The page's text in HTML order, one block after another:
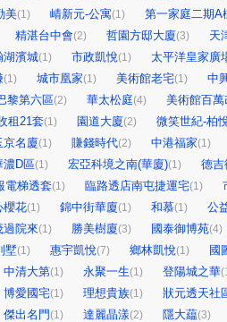
美(1) 崝新元-公寓(1)
第一家庭二期A
精湛台中會(2) 哲園方邸大廈(3)
天
湖濱城(1) 市政凱悅(1)
太平洋皇家廣
(1) 城市凰家(1) 美術館老宅(1)
中
黎第六區(2) 華太松庭(4)
美術館百
租21套(1) 園道大廈(2)
微笑世紀-柏
京名廈(1) 賺錢時代(2) 中港福家(1)
濃D區(1) 宏亞科境之南(華廈)(1)
德吉
電梯透套(1) 臨路透店南屯捷運宅(1)
櫻花(1) 錦中街華廈(1) 和慕(1)
公
過院來(1) 勝美樹廈(3) 國泰御博苑(4)
墅(1) 惠宇凱悅(7) 鄉林凱悅(1)
國
中清大第(1) 永聚一生(1) 登陽城之華
博愛國宅(1) 理想貴族(1)
狀元透天社
傑出名門 (1) 達麗晶漾(2) 隱大藴(3)